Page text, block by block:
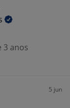
3 anos
5 jun